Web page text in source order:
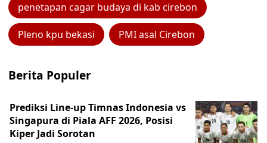
penetapan cagar budaya di kab cirebon
Pleno kpu bekasi PMI asal Cirebon
Berita Populer
Prediksi Line-up Timnas Indonesia vs
Singapura di Piala AFF 2026, Posisi
Kiper Jadi Sorotan